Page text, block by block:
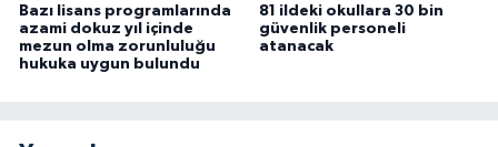
Bazı lisans programlarında
azami dokuz yıl içinde
mezun olma zorunluluğu
hukuka uygun bulundu
81 ildeki okullara 30 bin
güvenlik personeli
atanacak